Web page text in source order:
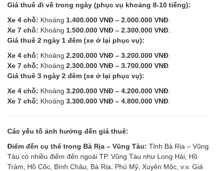
Giá thuê đi về trong ngày (phục vụ khoảng 8-10 tiếng):
Xe 4 chỗ: Khoảng 1.400.000 VNĐ – 2.000.000 VNĐ
Xe 7 chỗ: Khoảng 1.500.000 VNĐ – 2.300.000 VNĐ
Giá thuê 2 ngày 1 đêm (xe ở lại phục vụ):
Xe 4 chỗ: Khoảng 2.200.000 VNĐ – 3.200.000 VNĐ
Xe 7 chỗ: Khoảng 2.300.000 VNĐ – 3.700.000 VNĐ
Giá thuê 3 ngày 2 đêm (xe ở lại phục vụ):
Xe 4 chỗ: Khoảng 3.200.000 VNĐ – 4.200.000 VNĐ
Xe 7 chỗ: Khoảng 3.300.000 VNĐ – 4.800.000 VNĐ
Các yếu tố ảnh hưởng đến giá thuê:
Điểm đến cụ thể trong Bà Rịa – Vũng Tàu: Tỉnh Bà Rịa – Vũng
Tàu có nhiều điểm đến ngoài TP. Vũng Tàu như Long Hải, Hồ
Tràm, Hồ Cốc, Bình Châu, Bà Rịa, Phú Mỹ, Xuyên Mộc, v.v. Giá